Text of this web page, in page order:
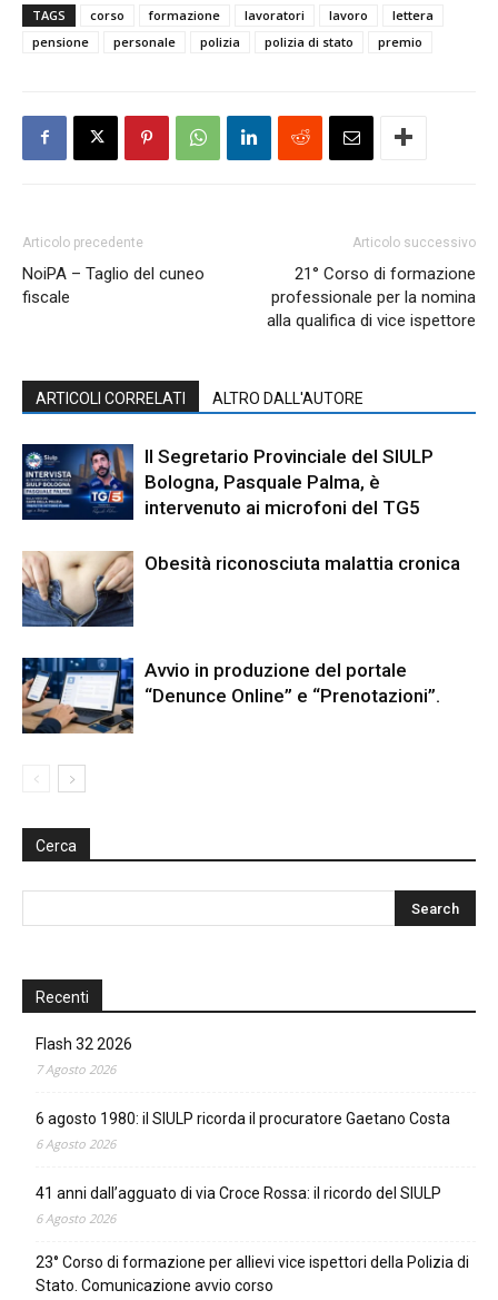
TAGS corso formazione lavoratori lavoro
lettera
pensione
personale polizia polizia di stato premio
Articolo precedente
NoiPA – Taglio del cuneo
fiscale
Articolo successivo
21° Corso di formazione
professionale per la nomina
alla qualifica di vice ispettore
ARTICOLI CORRELATI ALTRO DALL'AUTORE
Il Segretario Provinciale del SIULP
Bologna, Pasquale Palma, è
intervenuto ai microfoni del TG5
Obesità riconosciuta malattia cronica
Avvio in produzione del portale
“Denunce Online” e “Prenotazioni”.
Cerca
Recenti
Flash 32 2026
7 Agosto 2026
6 agosto 1980: il SIULP ricorda il procuratore Gaetano Costa
6 Agosto 2026
41 anni dall’agguato di via Croce Rossa: il ricordo del SIULP
6 Agosto 2026
23° Corso di formazione per allievi vice ispettori della Polizia di
Stato. Comunicazione avvio corso